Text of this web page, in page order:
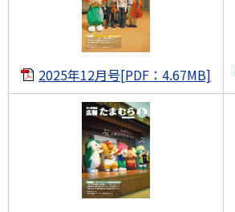
2025年12月号[PDF：4.67MB]